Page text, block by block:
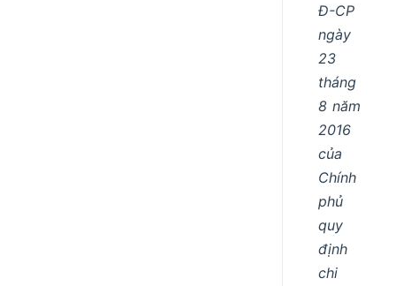
Đ-CP
ngày
23
tháng
8 năm
2016
của
Chính
phủ
quy
định
chi